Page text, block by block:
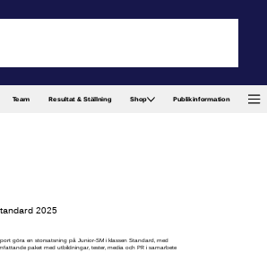
Team Resultat & Ställning Shop Publikinformation
2025
göra en storsatsning på Junior-SM i klassen Standard, med
paket med utbildningar, tester, media och PR i samarbete